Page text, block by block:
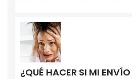
¿QUÉ HACER SI MI